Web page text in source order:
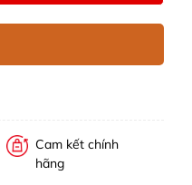
Cam kết chính
hãng